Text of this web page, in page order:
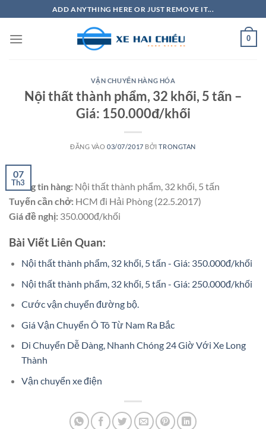
qua
nội
ADD ANYTHING HERE OR JUST REMOVE IT...
0
VẬN CHUYỂN HÀNG HÓA
Nội thất thành phẩm, 32 khối, 5 tấn –
Giá: 150.000đ/khối
ĐĂNG VÀO03/07/2017 BỞITRONGTAN
07
Th3
Thông tin hàng: Nội thất thành phẩm, 32 khối, 5 tấn
Tuyến cần chở: HCM đi Hải Phòng (22.5.2017)
Giá đề nghị: 350.000đ/khối
Bài Viết Liên Quan:
Nội thất thành phẩm, 32 khối, 5 tấn - Giá: 350.000đ/khối
Nội thất thành phẩm, 32 khối, 5 tấn - Giá: 250.000đ/khối
Cước vận chuyển đường bộ.
Giá Vận Chuyển Ô Tô Từ Nam Ra Bắc
Di Chuyển Dễ Dàng, Nhanh Chóng 24 Giờ Với Xe Long
Thành
Vận chuyển xe điện